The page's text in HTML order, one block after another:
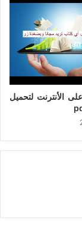
الأنترنت لتحميل